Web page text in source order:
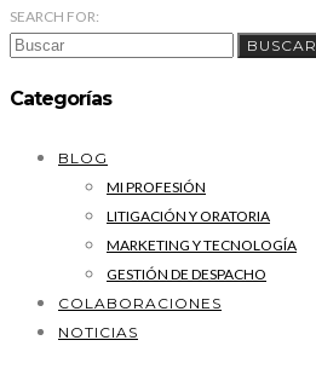
SEARCH FOR:
BUSCAR
Categorías
BLOG
MI PROFESIÓN
LITIGACIÓN Y ORATORIA
MARKETING Y TECNOLOGÍA
GESTIÓN DE DESPACHO
COLABORACIONES
NOTICIAS